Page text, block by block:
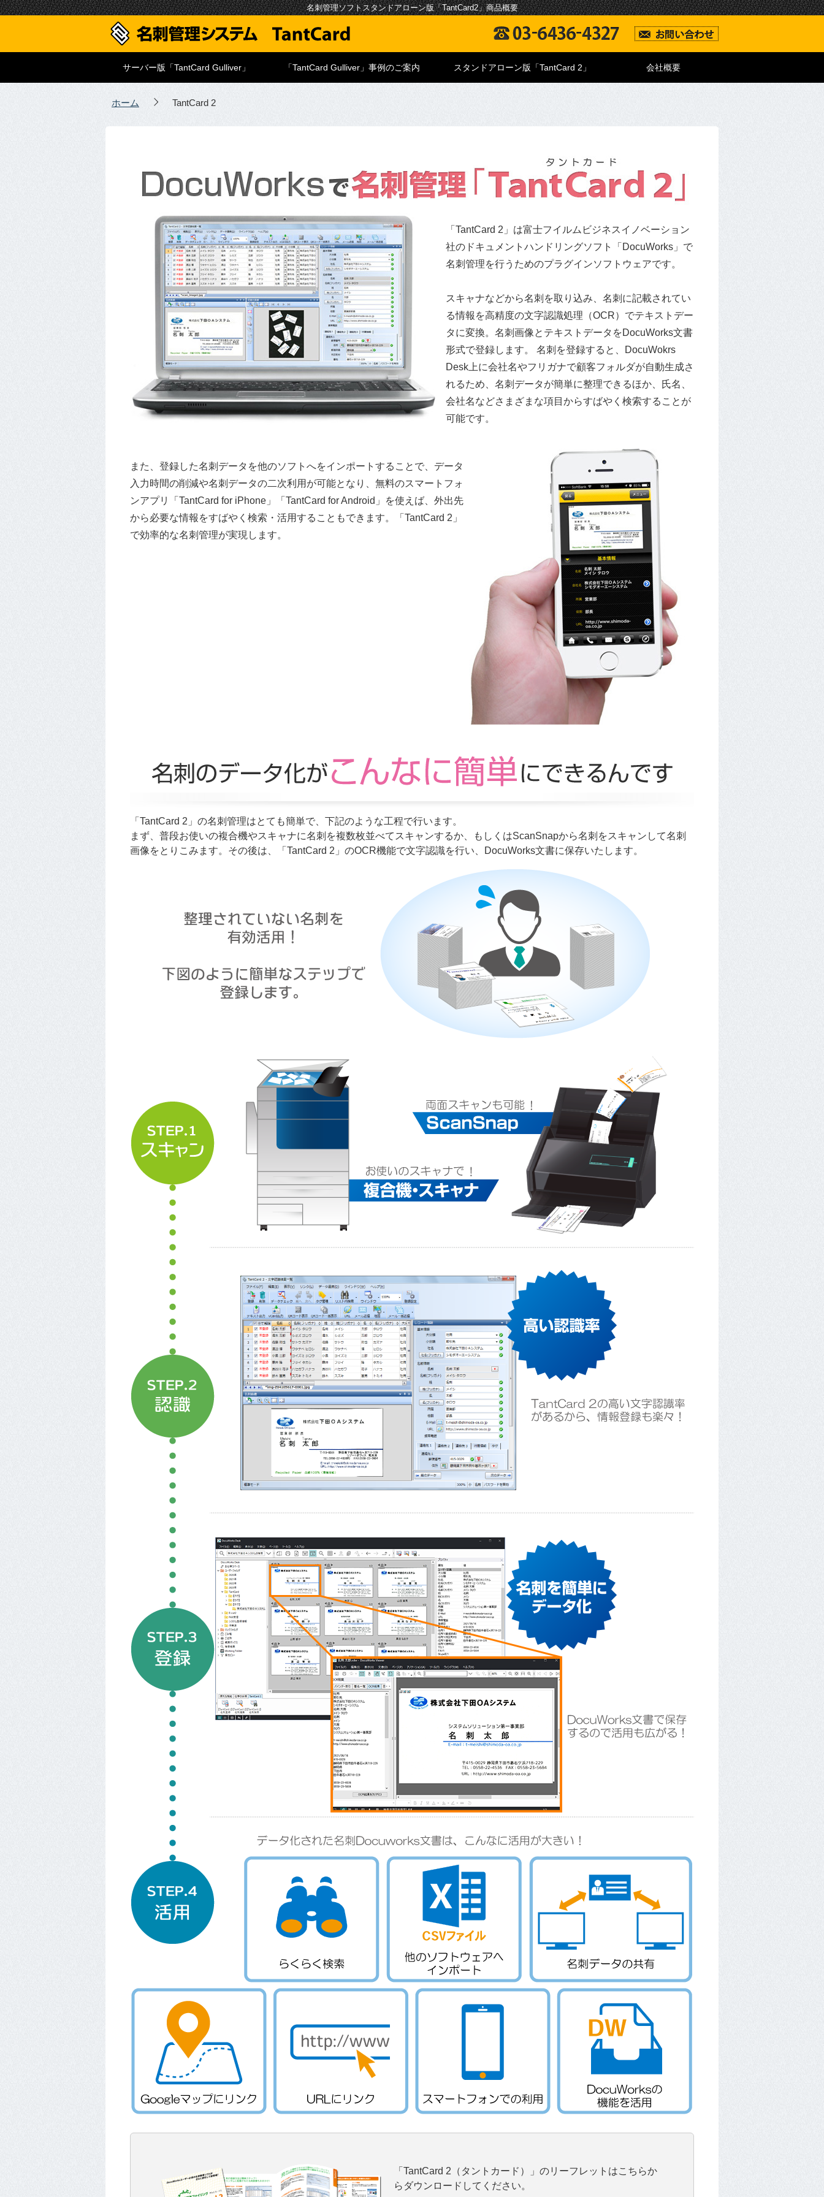
名刺管理ソフトスタンドアローン版「TantCard2」商品概要
サーバー版「TantCard Gulliver」 「TantCard Gulliver」事例のご案内 スタンドアローン版「TantCard 2」 会社概要
ホーム TantCard 2
「TantCard 2」は富士フイルムビジネスイノベーション
社のドキュメントハンドリングソフト「DocuWorks」で
名刺管理を行うためのプラグインソフトウェアです。
スキャナなどから名刺を取り込み、名刺に記載されてい
る情報を高精度の文字認識処理（OCR）でテキストデー
タに変換。名刺画像とテキストデータをDocuWorks文書
形式で登録します。 名刺を登録すると、DocuWokrs
Desk上に会社名やフリガナで顧客フォルダが自動生成さ
れるため、名刺データが簡単に整理できるほか、氏名、
会社名などさまざまな項目からすばやく検索することが
可能です。
また、登録した名刺データを他のソフトへをインポートすることで、データ
入力時間の削減や名刺データの二次利用が可能となり、無料のスマートフォ
ンアプリ「TantCard for iPhone」「TantCard for Android」を使えば、外出先
から必要な情報をすばやく検索・活用することもできます。「TantCard 2」
で効率的な名刺管理が実現します。
「TantCard 2」の名刺管理はとても簡単で、下記のような工程で行います。
まず、普段お使いの複合機やスキャナに名刺を複数枚並べてスキャンするか、もしくはScanSnapから名刺をスキャンして名刺
画像をとりこみます。その後は、「TantCard 2」のOCR機能で文字認識を行い、DocuWorks文書に保存いたします。
「TantCard 2（タントカード）」のリーフレットはこちらか
らダウンロードしてください。